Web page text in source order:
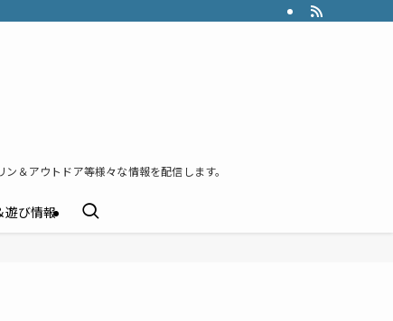
＆アウトドア等様々な情報を配信します。
遊び情報